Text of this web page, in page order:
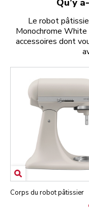
Qu’y
Le robot
Monochrome
accessoires dont
Corps du robot pâtissier